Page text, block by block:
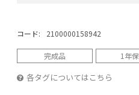
コード: 2100000158942
完成品 1年
各タグについてはこちら